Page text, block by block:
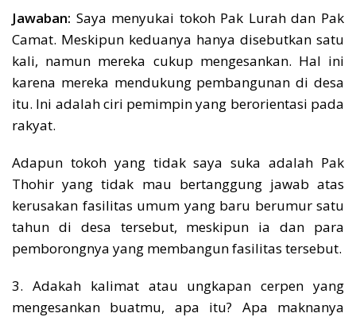
Jawaban: Saya menyukai tokoh Pak Lurah dan Pak
Camat. Meskipun keduanya hanya disebutkan satu
kali, namun mereka cukup mengesankan. Hal ini
karena mereka mendukung pembangunan di desa
itu. Ini adalah ciri pemimpin yang berorientasi pada
rakyat.
Adapun tokoh yang tidak saya suka adalah Pak
Thohir yang tidak mau bertanggung jawab atas
kerusakan fasilitas umum yang baru berumur satu
tahun di desa tersebut, meskipun ia dan para
pemborongnya yang membangun fasilitas tersebut.
3. Adakah kalimat atau ungkapan cerpen yang
mengesankan buatmu, apa itu? Apa maknanya